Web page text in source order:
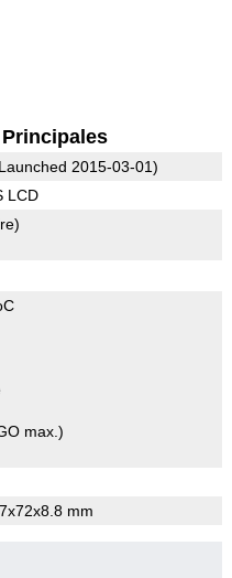
2015-03-01)
LCD
max.)
mm